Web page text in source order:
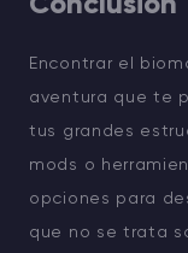
Encontrar el
aventura que te
tus grandes
mods o
opciones para
que no se trata